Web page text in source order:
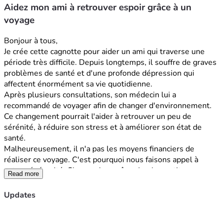
Aidez mon ami à retrouver espoir grâce à un
voyage
Bonjour à tous,
Je crée cette cagnotte pour aider un ami qui traverse une
période très difficile. Depuis longtemps, il souffre de graves
problèmes de santé et d'une profonde dépression qui
affectent énormément sa vie quotidienne.
Après plusieurs consultations, son médecin lui a
recommandé de voyager afin de changer d'environnement.
Ce changement pourrait l'aider à retrouver un peu de
sérénité, à réduire son stress et à améliorer son état de
santé.
Malheureusement, il n'a pas les moyens financiers de
réaliser ce voyage. C'est pourquoi nous faisons appel à
votre générosité. Chaque don, même le plus petit, nous
rapprochera de cet objectif.
Si vous ne pouvez pas faire un don, un simple partage de
Read more
Updates